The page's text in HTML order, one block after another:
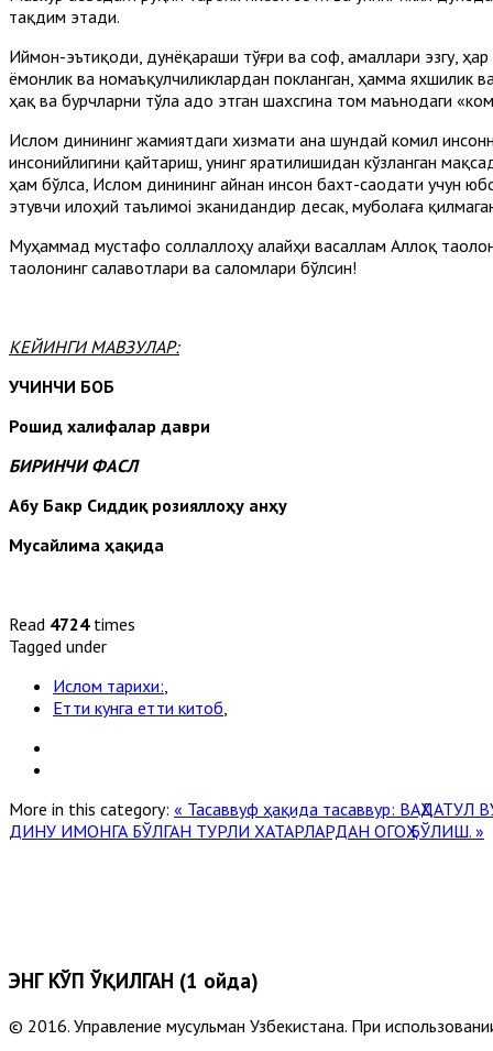
тақдим этади.
Иймон-эътиқоди, дунёқараши тўғри ва соф, амаллари эзгу,
ёмонлик ва номаъқулчиликлардан покланган, ҳамма яхшилик
ҳақ ва бурчларни тўла адо этган шахсгина том маънодаги
Ислом динининг жамиятдаги хизмати ана шундай комил
инсонийлигини қайтариш, унинг яратилишидан кўзланган
ҳам бўлса, Ислом динининг айнан инсон бахт-саодати учун
этувчи илоҳий таълимоi эканидандир десак, муболаға
Муҳаммад мустафо соллаллоҳу алайҳи васаллам Аллоқ
таолонинг салавотлари ва саломлари бўлсин!
КЕЙИНГИ МАВЗУЛАР:
УЧИНЧИ БОБ
Рошид халифалар даври
БИРИНЧИ ФАСЛ
Абу Бакр Сиддиқ розияллоҳу анҳу
Мусайлима ҳақида
Read 4724times
Tagged under
Ислом тарихи:
Етти кунга етти китоб
More in this category: « Тасаввуф ҳақида тасаввур:
ДИНУ ИМОНГА БЎЛГАН ТУРЛИ ХАТАРЛАРДАН ОГОҲ БЎЛИШ. »
ЭНГ КЎП ЎҚИЛГАН (1 ойда)
© 2016. Управление мусульман Узбекистана. При